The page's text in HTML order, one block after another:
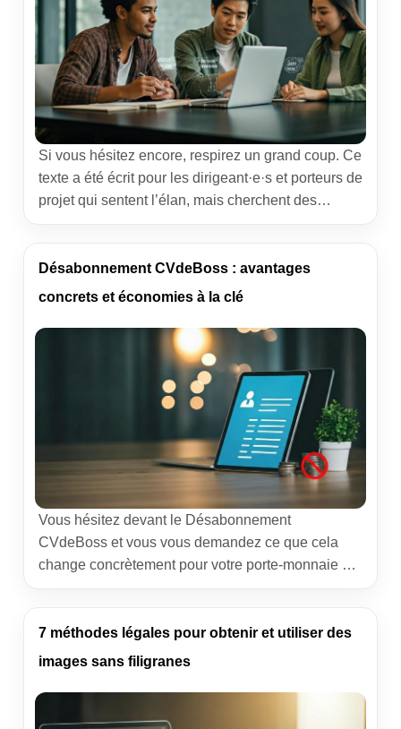
Si vous hésitez encore, respirez un grand coup. Ce
texte a été écrit pour les dirigeant·e·s et porteurs de
projet qui sentent l’élan, mais cherchent des
slogan, c’est une trajectoire. Je vous partage mes
retours de terrain d’expert […]
Désabonnement CVdeBoss : avantages
concrets et économies à la clé
Vous hésitez devant le Désabonnement
CVdeBoss et vous vous demandez ce que cela
change concrètement pour votre porte-monnaie et
freelances qui ont stoppé l’outil pour reprendre la
main sur leurs candidatures. Ce guide partage des
7 méthodes légales pour obtenir et utiliser des
images sans filigranes